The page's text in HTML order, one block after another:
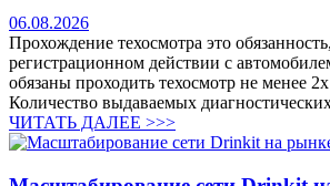
06.08.2026
Прохождение техосмотра это
регистрационном действии с
обязаны проходить техосмотр не менее 2х
Количество выдаваемых
ЧИТАТЬ ДАЛЕЕ >>>